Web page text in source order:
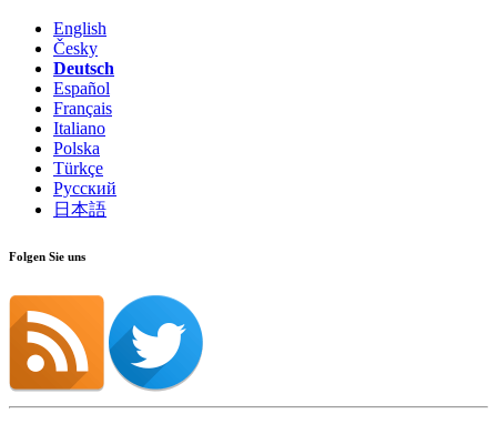
English
Česky
Deutsch
Español
Français
Italiano
Polska
Türkçe
Русский
日本語
Folgen Sie uns